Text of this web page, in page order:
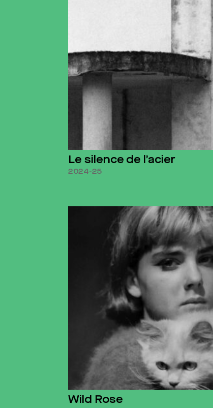
Le silence de l’acier
2024-25
Wild Rose